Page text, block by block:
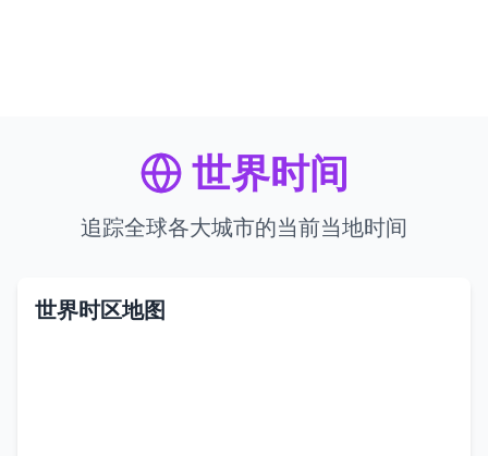
世界时间
追踪全球各大城市的当前当地时间
世界时区地图